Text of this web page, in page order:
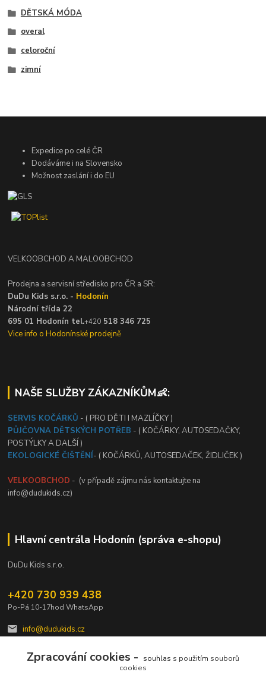
DĚTSKÁ MÓDA
overal
celoroční
zimní
Expedice po celé ČR
Dodáváme i na Slovensko
Možnost zaslání i do EU
VELKOOBCHOD A MALOOBCHOD
Prodejna a servisní středisko pro ČR a SR:
DuDu Kids s.r.o. - Hodonín
Národní třída 22
695 01 Hodonín tel.+420 518 346 725
Vice info o Hodonínské prodejně
NAŠE SLUŽBY ZÁKAZNÍKŮM👶:
SERVIS KOČÁRKŮ - ( PRO DĚTI I MAZLÍČKY )
PŮJČOVNA DĚTSKÝCH POTŘEB - ( KOČÁRKY, AUTOSEDAČKY,
POSTÝLKY A DALŠÍ )
EKOLOGICKÉ ČIŠTĚNÍ- ( KOČÁRKŮ, AUTOSEDAČEK, ŽIDLIČEK )
VELKOOBCHOD - (v případě zájmu nás kontaktujte na
info@dudukids.cz)
Hlavní centrála Hodonín (správa e-shopu)
DuDu Kids s.r.o.
+420 730 939 438
Po-Pá 10-17hod WhatsApp
info@dudukids.cz
Zpracování cookies - souhlas s použitím souborů
cookies